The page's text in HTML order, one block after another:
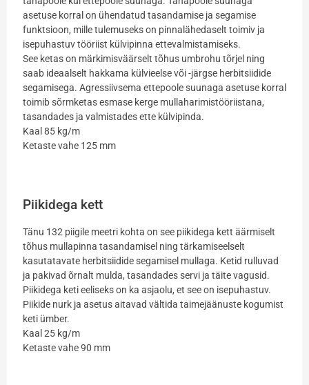
asetuse korral on ühendatud tasandamise ja segamise
funktsioon, mille tulemuseks on pinnalähedaselt toimiv ja
isepuhastuv tööriist külvipinna ettevalmistamiseks.
See ketas on märkimisväärselt tõhus umbrohu tõrjel ning
saab ideaalselt hakkama külvieelse või -järgse herbitsiidide
segamisega. Agressiivsema ettepoole suunaga asetuse korral
toimib sõrmketas esmase kerge mullaharimistööriistana,
tasandades ja valmistades ette külvipinda.
Kaal 85 kg/m
Ketaste vahe 125 mm
Piikidega kett
Tänu 132 piigile meetri kohta on see piikidega kett äärmiselt
tõhus mullapinna tasandamisel ning tärkamiseelselt
kasutatavate herbitsiidide segamisel mullaga. Ketid rulluvad
ja pakivad õrnalt mulda, tasandades servi ja täite vagusid.
Piikidega keti eeliseks on ka asjaolu, et see on isepuhastuv.
Piikide nurk ja asetus aitavad vältida taimejäänuste kogumist
keti ümber.
Kaal 25 kg/m
Ketaste vahe 90 mm